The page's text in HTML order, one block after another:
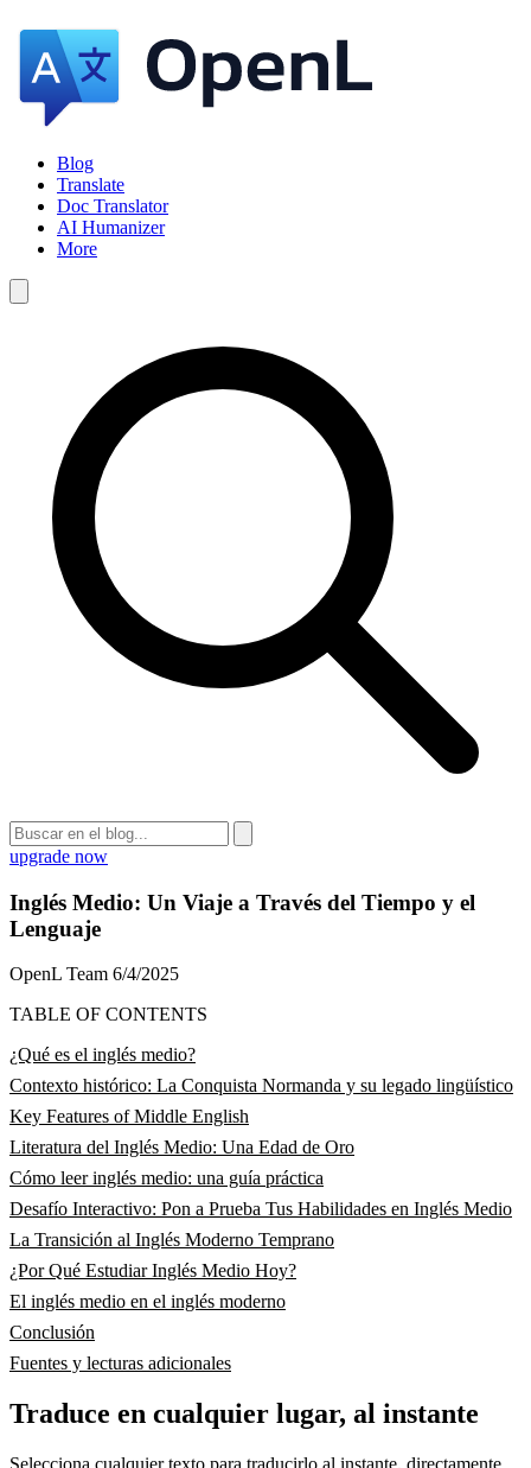
Blog
Translate
Doc Translator
AI Humanizer
More
upgrade now
Inglés Medio: Un Viaje a Través del Tiempo y el
Lenguaje
OpenL Team 6/4/2025
TABLE OF CONTENTS
¿Qué es el inglés medio?
Contexto histórico: La Conquista Normanda y su legado lingüístico
Key Features of Middle English
Literatura del Inglés Medio: Una Edad de Oro
Cómo leer inglés medio: una guía práctica
Desafío Interactivo: Pon a Prueba Tus Habilidades en Inglés Medio
La Transición al Inglés Moderno Temprano
¿Por Qué Estudiar Inglés Medio Hoy?
El inglés medio en el inglés moderno
Conclusión
Fuentes y lecturas adicionales
Traduce en cualquier lugar, al instante